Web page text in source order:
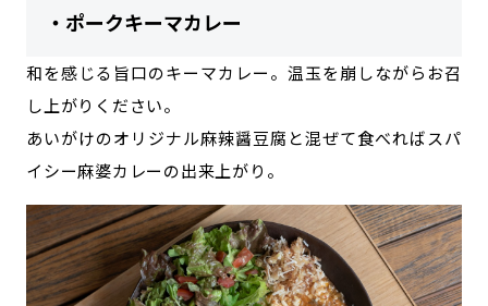
・ポークキーマカレー
和を感じる旨口のキーマカレー。温玉を崩しながらお召
し上がりください。
あいがけのオリジナル麻辣醤豆腐と混ぜて食べればスパ
イシー麻婆カレーの出来上がり。